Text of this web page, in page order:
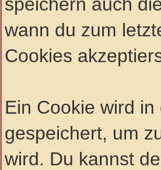
wann du zum
Cookies
Ein Cookie wird
gespeichert, um
wird. Du kannst